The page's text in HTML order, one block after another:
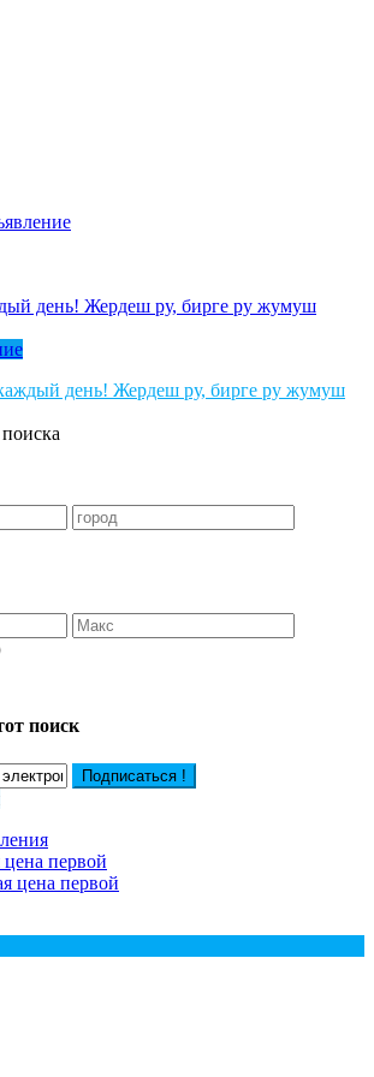
день! Жердеш ру, бирге ру жумуш
поиск
Подписаться !
цена первой
цена первой